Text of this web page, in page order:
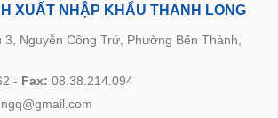
XUẤT NHẬP KHẨU THANH LONG
3, Nguyễn Công Trứ, Phường Bến Thành,
- Fax: 08.38.214.094